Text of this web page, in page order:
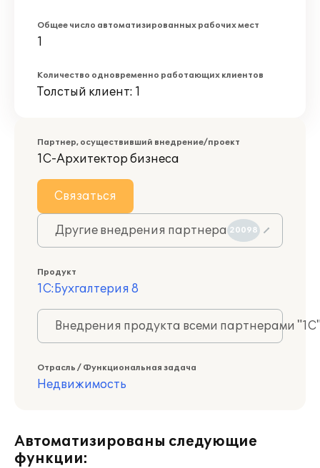
Общее число автоматизированных рабочих мест
1
Количество одновременно работающих клиентов
Толстый клиент: 1
Партнер, осуществивший внедрение/проект
1С-Архитектор бизнеса
Связаться
Другие внедрения партнера 20098
Продукт
1С:Бухгалтерия 8
Внедрения продукта всеми партнерами
Отрасль / Функциональная задача
Недвижимость
Автоматизированы следующие
функции: